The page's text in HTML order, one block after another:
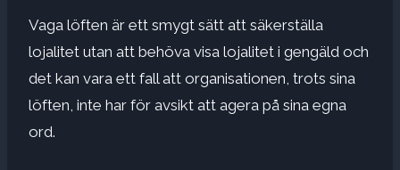
Vaga löften är ett smygt sätt att säkerställa
lojalitet utan att behöva visa lojalitet i gengäld och
det kan vara ett fall att organisationen, trots sina
löften, inte har för avsikt att agera på sina egna
ord.